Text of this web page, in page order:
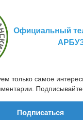
Официальный
только самое
Подписаться